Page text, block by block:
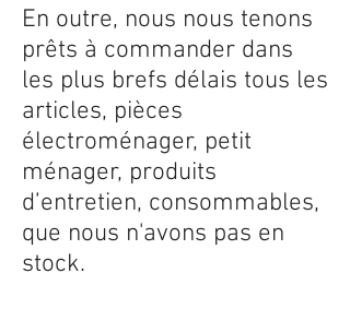
En outre, nous nous tenons
prêts à commander dans
les plus brefs délais tous les
articles, pièces
électroménager, petit
ménager, produits
d’entretien, consommables,
que nous n'avons pas en
stock.